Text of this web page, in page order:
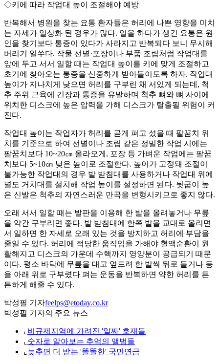
◇키에 따라 작업대 높이 조절해야 예방
반복해서 병원을 찾는 요통 환자들은 허리에 나쁜 영향을 미치
는 자세가 일상화 된 경우가 많다. 일을 하다가 생긴 요통은 원
인을 찾기보다 통증이 있다가 사라지고 반복되다 보니 무시해
버리기 일쑤다. 작물 선별·포장이나 부품 조립처럼 작업대를
앞에 두고 서서 일할 때는 작업대 높이를 키에 맞게 조절하고
초기에 찾아오는 통증을 신중하게 받아들이도록 하자. 작업대
높이가 지나치게 낮으면 허리를 구부린 채 서있게 되는데, 척
추 주위 근육에 긴장과 통증을 유발하며 척추 뼈와 뼈 사이에
위치한 디스크에 높은 압력을 가해 디스크가 탈출될 위험이 커
진다.
작업대 높이는 작업자가 허리를 곧게 펴고 섰을 때 팔꿈치 위
치를 기준으로 하여 선별이나 조립 같은 정밀한 작업 시에는
팔꿈치보다 10~20㎝ 올라오게, 포장 등 가벼운 작업에는 팔꿈
치보다 5~10㎝ 낮은 높이로 조절한다. 높이가 고정돼 조절이
불가능한 작업대의 경우 발 받침대를 사용하거나 작업대 위에
별도 거치대를 설치해 작업 높이를 설정하면 된다. 뒷굽이 높
은 신발은 척추의 자연스러운 만곡을 변형시키므로 좋지 않다.
오래 서서 일할 때는 발판을 이용해 한 발을 올려놓거나 무릎
을 약간 구부리면 좋다. 발 받침대에 한쪽 발을 교대로 올리면
서 일하면 한 자세로 오래 있는 것을 방지하고 허리에 부담을
줄일 수 있다. 허리에 적당한 움직임을 가해야 혈액순환이 원
활해지고 디스크의 가운데 수핵까지 영양분이 공급되기 때문
이다. 평소 바닥에 무릎을 대고 엎드려 한 발씩 뒤로 들거나 등
을 아래 위로 구부렸다 펴는 운동을 반복하면 약한 허리를 튼
튼하게 해줄 수 있다.
박성필 기자feelps@etoday.co.kr
박성필 기자의 주요 뉴스
⌞ 비규제지역에 가려진 '알짜' 호재들
⌞ 숫자로 알아보는 추억의 앨범들
⌞ 늦추면 더 받는 '똘똘한' 국민연금